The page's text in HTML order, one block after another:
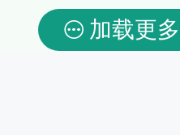
加载更多